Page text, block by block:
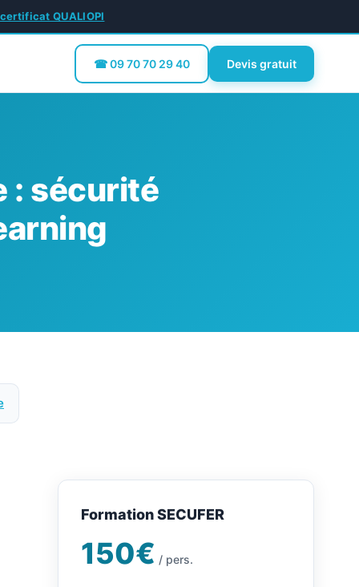
QUALIOPI
☎ 09 70 70 29 40 Devis gratuit
: sécurité
Formation SECUFER
150€ / pers.